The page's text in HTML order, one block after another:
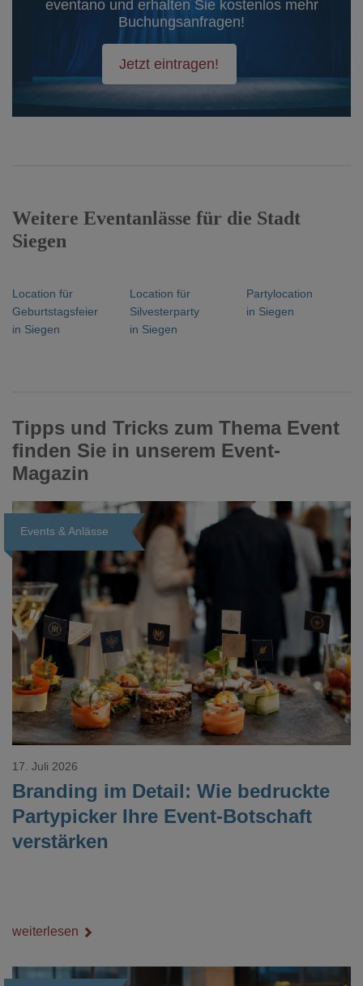
eventano und erhalten Sie kostenlos mehr
Buchungsanfragen!
Jetzt eintragen!
Weitere Eventanlässe für die Stadt
Siegen
Location für
Geburtstagsfeier
in Siegen
Location für
Silvesterparty
in Siegen
Partylocation
in Siegen
Tipps und Tricks zum Thema Event
finden Sie in unserem Event-
Magazin
Events & Anlässe
Loading...
Branding im Detail: Wie bedruckte
Partypicker Ihre Event-Botschaft
verstärken
17. Juli 2026
weiterlesen